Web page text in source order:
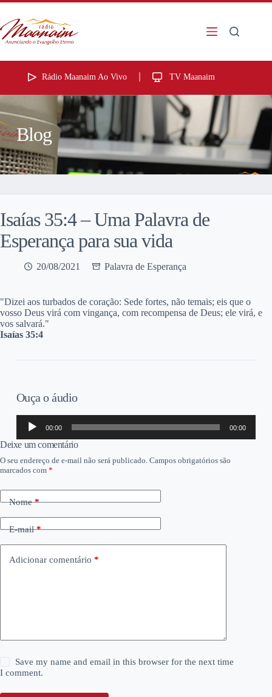
Rádio Maanaim Ao Vivo TV Maanaim
Blog
Isaías 35:4 – Uma Palavra de
Esperança para sua vida
20/08/2021 Palavra de Esperança
"Dizei aos turbados de coração: Sede fortes, não temais; eis que o
vosso Deus virá com vingança, com recompensa de Deus; ele virá, e
vos salvará."
Isaías 35:4
Ouça o áudio
Tocador
áudio
00:00 00:00
Deixe um comentário
O seu endereço de e-mail não será publicado. Campos obrigatórios são
marcados com *
Nome*
E-mail*
Adicionar comentário *
Save my name and email in this browser for the next time
I comment.